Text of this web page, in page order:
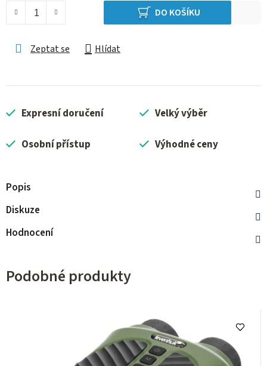
DO KOŠÍKU
Zeptat se Hlídat
Expresní doručení Velký výběr
Osobní přístup Výhodné ceny
Popis
Diskuze
Hodnocení
Podobné produkty